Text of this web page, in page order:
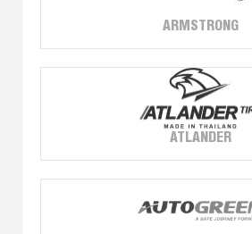
ARMSTRONG
ATLANDER